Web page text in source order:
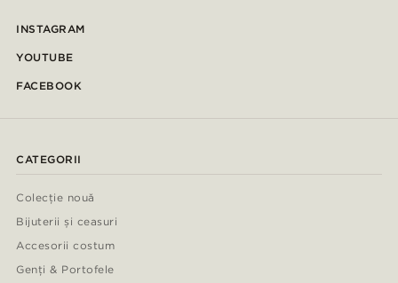
INSTAGRAM
YOUTUBE
FACEBOOK
CATEGORII
Colecție nouă
Bijuterii și ceasuri
Accesorii costum
Genți & Portofele